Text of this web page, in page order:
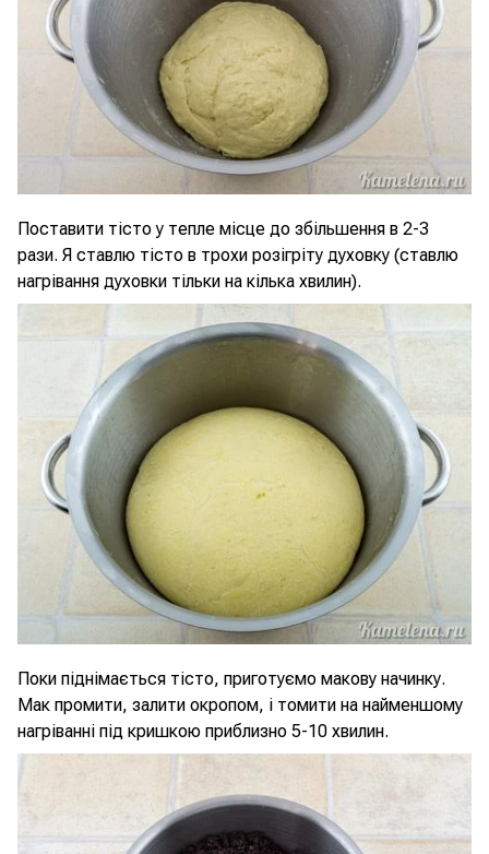
Поставити тісто у тепле місце до збільшення в 2-3
рази. Я ставлю тісто в трохи розігріту духовку (ставлю
нагрівання духовки тільки на кілька хвилин).
Поки піднімається тісто, приготуємо макову начинку.
Мак промити, залити окропом, і томити на найменшому
нагріванні під кришкою приблизно 5-10 хвилин.